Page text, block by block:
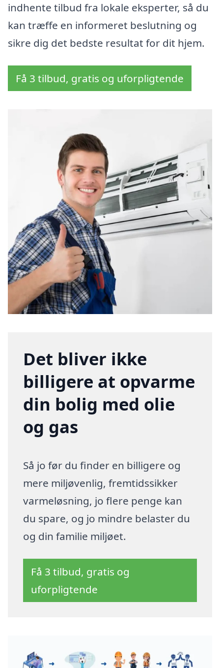
indhente tilbud fra lokale eksperter, så du
kan træffe en informeret beslutning og
sikre dig det bedste resultat for dit hjem.
Få 3 tilbud, gratis og uforpligtende
Det bliver ikke
billigere at opvarme
din bolig med olie
og gas
Så jo før du finder en billigere og
mere miljøvenlig, fremtidssikker
varmeløsning, jo flere penge kan
du spare, og jo mindre belaster du
og din familie miljøet.
Få 3 tilbud, gratis og
uforpligtende